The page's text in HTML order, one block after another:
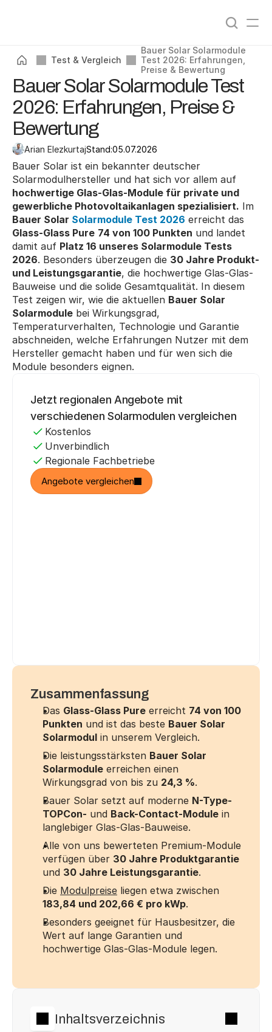
Test & Vergleich
Bauer Solar Solarmodule
Test 2026: Erfahrungen,
Preise & Bewertung
Bauer Solar Solarmodule Test
2026: Erfahrungen, Preise &
Bewertung
Arian ElezkurtajStand:05.07.2026
Bauer Solar ist ein bekannter deutscher
hochwertige Glas-Glas-Module für private und
gewerbliche Photovoltaikanlagen spezialisiert.
Bauer Solar Solarmodule Test 2026
Glass-Glass Pure 74 von 100 Punkten und landet
damit auf Platz 16 unseres Solarmodule Tests
2026. Besonders überzeugen die 30 Jahre Produkt-
und Leistungsgarantie, die hochwertige Glas-Glas-
Bauweise und die solide Gesamtqualität. In diesem
Test zeigen wir, wie die aktuellen Bauer Solar
Solarmodule bei Wirkungsgrad,
Temperaturverhalten, Technologie und Garantie
abschneiden, welche Erfahrungen Nutzer mit dem
Hersteller gemacht haben und für wen sich die
Module besonders eignen.
Jetzt regionalen Angebote mit
verschiedenen Solarmodulen vergleichen
Kostenlos
Unverbindlich
Regionale Fachbetriebe
Angebote vergleichen
Bis zu
30 %
sparen
Zusammenfassung
Das Glass-Glass Pure erreicht 74 von 100
Punkten und ist das beste Bauer Solar
Solarmodul in unserem Vergleich.
Die leistungsstärksten Bauer Solar
Solarmodule erreichen einen
Wirkungsgrad von bis zu 24,3 %.
Bauer Solar setzt auf moderne N-Type-
TOPCon- und Back-Contact-Module in
langlebiger Glas-Glas-Bauweise.
Alle von uns bewerteten Premium-Module
verfügen über 30 Jahre Produktgarantie
und 30 Jahre Leistungsgarantie.
Die Modulpreise
183,84 und 202,66 € pro kWp.
Besonders geeignet für Hausbesitzer, die
Wert auf lange Garantien und
hochwertige Glas-Glas-Module legen.
Inhaltsverzeichnis